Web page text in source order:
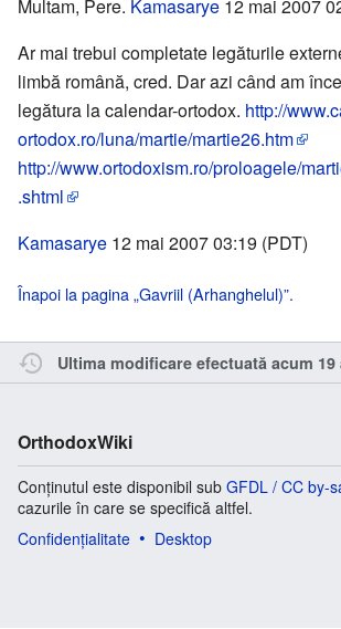
Multam, Pere. Kamasarye 12 mai 2007
Ar mai trebui completate legăturile
limbă română, cred. Dar azi când am
legătura la calendar-ortodox. http://
ortodox.ro/luna/martie/martie26.htm
http://www.ortodoxism.ro/proloagele/
.shtml
Kamasarye 12 mai 2007 03:19 (PDT)
Înapoi la pagina „Gavriil (Arhanghelul)”.
Ultima modificare efectuată acum 19
OrthodoxWiki
Conținutul este disponibil sub GFDL / CC by-
cazurile în care se specifică altfel.
Confidențialitate
Desktop